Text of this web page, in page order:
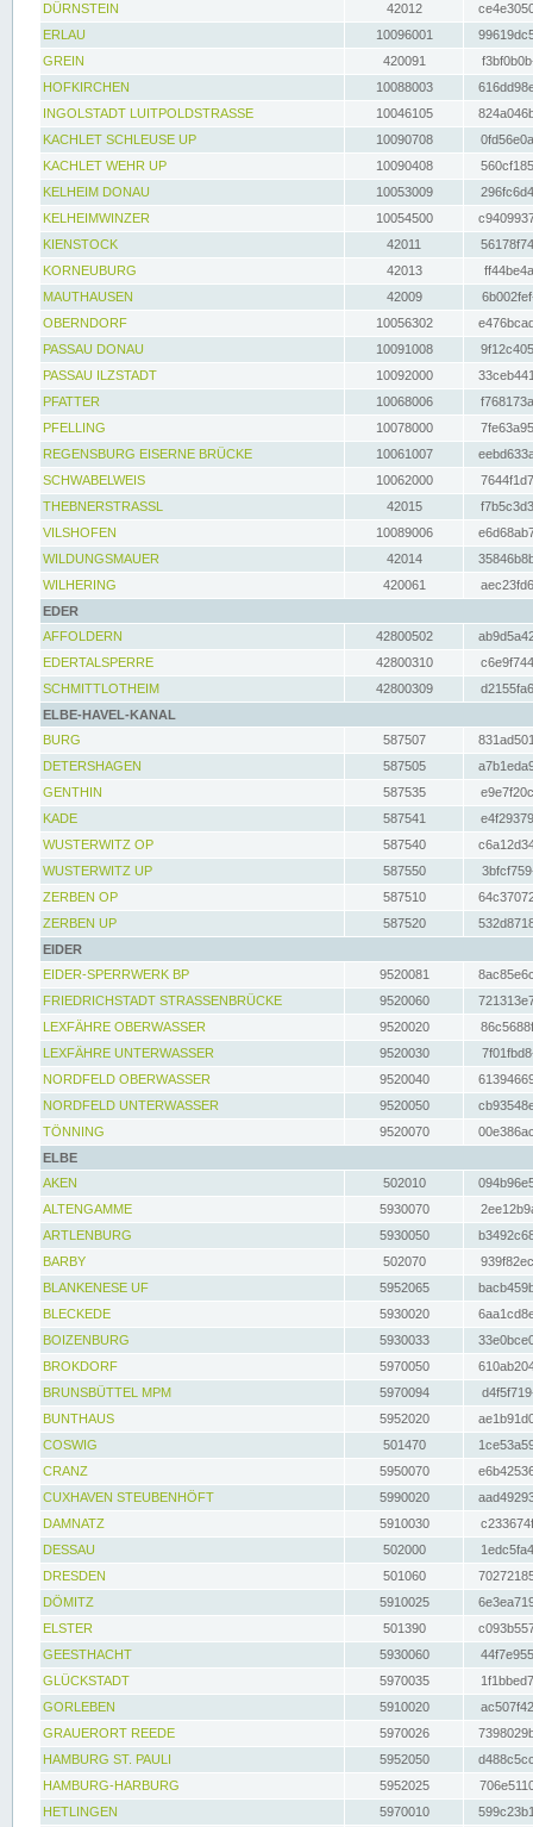
DÜRNSTEIN
42012
ERLAU
10096001
GREIN
420091
HOFKIRCHEN
10088003
INGOLSTADT LUITPOLDSTRASSE
10046105
KACHLET SCHLEUSE UP
10090708
KACHLET WEHR UP
10090408
KELHEIM DONAU
10053009
KELHEIMWINZER
10054500
KIENSTOCK
42011
KORNEUBURG
42013
MAUTHAUSEN
42009
OBERNDORF
10056302
PASSAU DONAU
10091008
PASSAU ILZSTADT
10092000
PFATTER
10068006
PFELLING
10078000
REGENSBURG EISERNE BRÜCKE
10061007
SCHWABELWEIS
10062000
THEBNERSTRASSL
42015
VILSHOFEN
10089006
WILDUNGSMAUER
42014
WILHERING
420061
EDER
AFFOLDERN
42800502
EDERTALSPERRE
42800310
SCHMITTLOTHEIM
42800309
ELBE-HAVEL-KANAL
BURG
587507
DETERSHAGEN
587505
GENTHIN
587535
KADE
587541
WUSTERWITZ OP
587540
WUSTERWITZ UP
587550
ZERBEN OP
587510
ZERBEN UP
587520
EIDER
EIDER-SPERRWERK BP
9520081
FRIEDRICHSTADT STRASSENBRÜCKE
9520060
LEXFÄHRE OBERWASSER
9520020
LEXFÄHRE UNTERWASSER
9520030
NORDFELD OBERWASSER
9520040
NORDFELD UNTERWASSER
9520050
TÖNNING
9520070
ELBE
AKEN
502010
ALTENGAMME
5930070
ARTLENBURG
5930050
BARBY
502070
BLANKENESE UF
5952065
BLECKEDE
5930020
BOIZENBURG
5930033
BROKDORF
5970050
BRUNSBÜTTEL MPM
5970094
BUNTHAUS
5952020
COSWIG
501470
CRANZ
5950070
CUXHAVEN STEUBENHÖFT
5990020
DAMNATZ
5910030
DESSAU
502000
DRESDEN
501060
DÖMITZ
5910025
ELSTER
501390
GEESTHACHT
5930060
GLÜCKSTADT
5970035
GORLEBEN
5910020
GRAUERORT REEDE
5970026
HAMBURG ST. PAULI
5952050
HAMBURG-HARBURG
5952025
HETLINGEN
5970010